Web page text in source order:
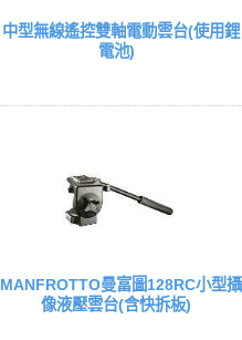
中型無線遙控雙軸電動雲台(使用鋰
電池)
MANFROTTO曼富圖128RC小型攝
像液壓雲台(含快拆板)